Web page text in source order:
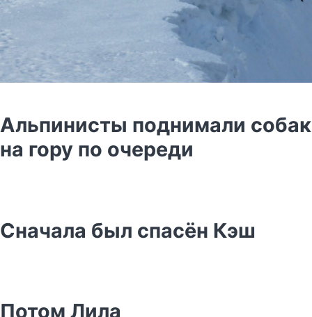
Альпинисты поднимали собак
на гору по очереди
Сначала был спасён Кэш
Потом Лила